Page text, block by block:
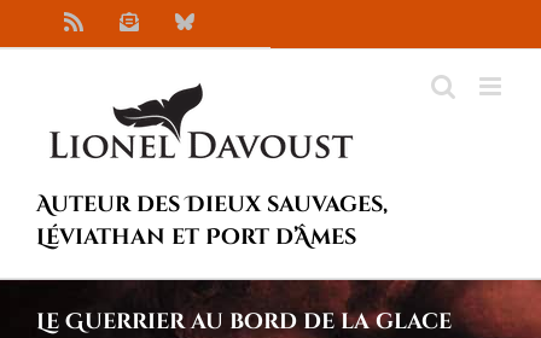
au
NewsletterBluesky
Auteur des Dieux sauvages,
Léviathan et Port d’Âmes
Le Guerrier au bord de la glace